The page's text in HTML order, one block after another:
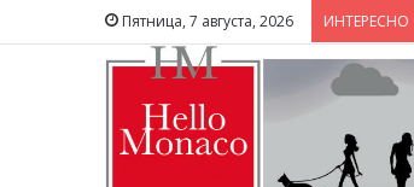
Пятница, 7 августа, 2026 ИНТЕРЕСНО